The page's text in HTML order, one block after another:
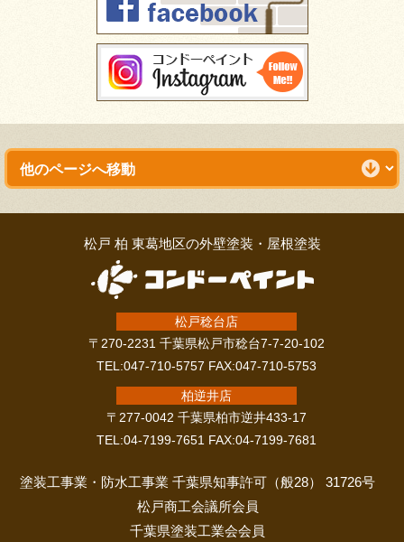
松戸 柏 東葛地区の外壁塗装・屋根塗装
松戸稔台店
〒270-2231 千葉県松戸市稔台7-7-20-102
TEL:047-710-5757 FAX:047-710-5753
柏逆井店
〒277-0042 千葉県柏市逆井433-17
TEL:04-7199-7651 FAX:04-7199-7681
塗装工事業・防水工事業 千葉県知事許可（般28） 31726号
松戸商工会議所会員
千葉県塗装工業会会員